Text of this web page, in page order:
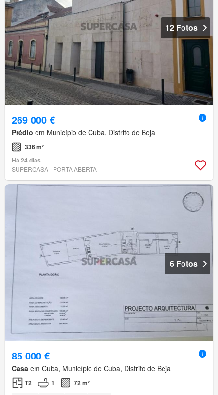
12 Fotos
269 000 €
Prédio em Município de Cuba, Distrito de Beja
336 m²
Há 24 dias
SUPERCASA - PORTA ABERTA
6 Fotos
85 000 €
Casa em Cuba, Município de Cuba, Distrito de Beja
T2 1 72 m²